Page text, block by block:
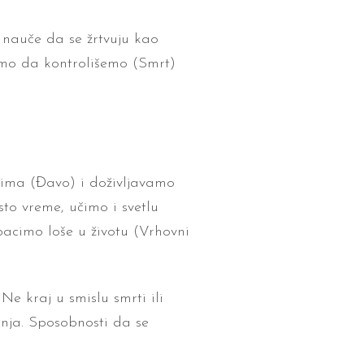
da se žrtvuju kao
da kontrolišemo (Smrt)
(Đavo) i doživljavamo
vreme, učimo i svetlu
loše u životu (Vrhovni
kraj u smislu smrti ili
Sposobnosti da se